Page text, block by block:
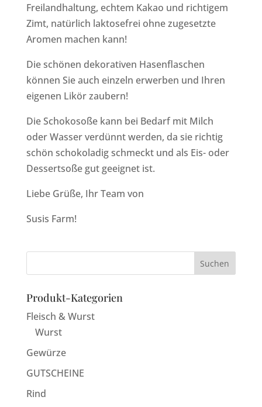
Freilandhaltung, echtem Kakao und richtigem
Zimt, natürlich laktosefrei ohne zugesetzte
Aromen machen kann!
Die schönen dekorativen Hasenflaschen
können Sie auch einzeln erwerben und Ihren
eigenen Likör zaubern!
Die Schokosoße kann bei Bedarf mit Milch
oder Wasser verdünnt werden, da sie richtig
schön schokoladig schmeckt und als Eis- oder
Dessertsoße gut geeignet ist.
Liebe Grüße, Ihr Team von
Susis Farm!
Produkt-Kategorien
Fleisch & Wurst
Wurst
Gewürze
GUTSCHEINE
Rind